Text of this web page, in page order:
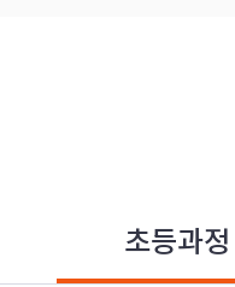
초등과정